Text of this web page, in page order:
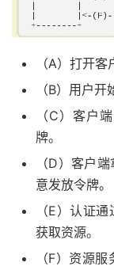
（A）打开
（B）用户
（C）客户
牌。
（D）客户
意发放令牌。
（E）认证
获取资源。
（F）资源